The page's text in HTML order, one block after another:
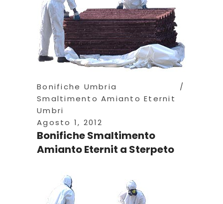
Bonifiche Umbria
Smaltimento Amianto Eternit
Umbri
Agosto 1, 2012
Bonifiche Smaltimento
Amianto Eternit a Sterpeto